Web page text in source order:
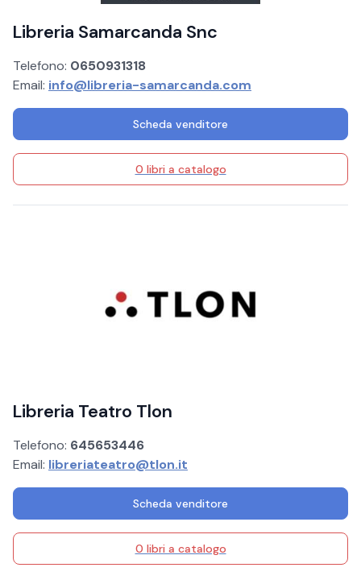
Libreria Samarcanda Snc
Telefono: 0650931318
Email: info@libreria-samarcanda.com
Scheda venditore
0 libri a catalogo
Libreria Teatro Tlon
Telefono: 645653446
Email: libreriateatro@tlon.it
Scheda venditore
0 libri a catalogo